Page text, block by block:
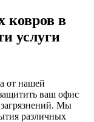
ковров в
услуги
от нашей
ваш офис
Мы
различных